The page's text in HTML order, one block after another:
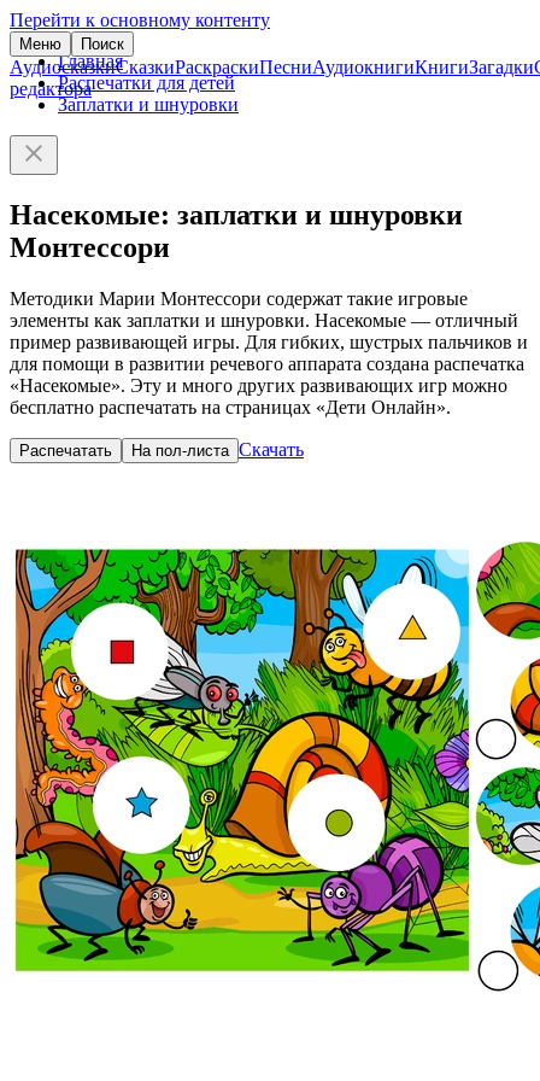
Перейти к основному контенту
Меню Поиск
АудиосказкиСказкиРаскраскиПесниАудиокнигиКнигиЗагадки
редактора
Главная
Распечатки для детей
Заплатки и шнуровки
Насекомые: заплатки и шнуровки
Монтессори
Методики Марии Монтессори содержат такие игровые
элементы как заплатки и шнуровки. Насекомые — отличный
пример развивающей игры. Для гибких, шустрых пальчиков и
для помощи в развитии речевого аппарата создана распечатка
«Насекомые». Эту и много других развивающих игр можно
бесплатно распечатать на страницах «Дети Онлайн».
Распечатать На пол-листа Скачать